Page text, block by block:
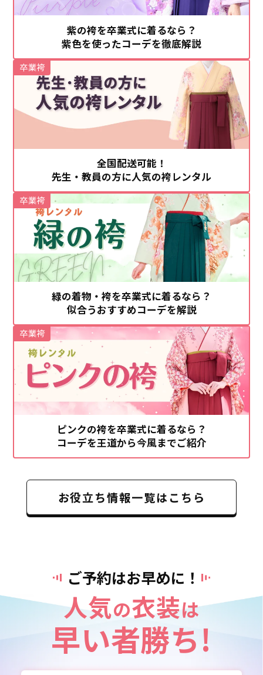
紫の袴を卒業式に着るなら？
紫色を使ったコーデを徹底解説
全国配送可能！
先生・教員の方に人気の袴レンタル
卒業袴
緑の着物・袴を卒業式に着るなら？
似合うおすすめコーデを解説
卒業袴
ピンクの袴を卒業式に着るなら？
コーデを王道から今風までご紹介
卒業袴
お役立ち情報一覧はこちら
ご予約はお早めに！
人気の衣装は
早い者勝ち!